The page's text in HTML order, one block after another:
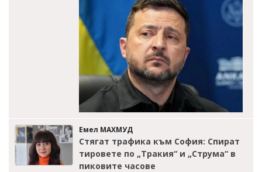
Емел МАХМУД
Стягат трафика към София: Спират
тировете по „Тракия“ и „Струма“ в
пиковите часове